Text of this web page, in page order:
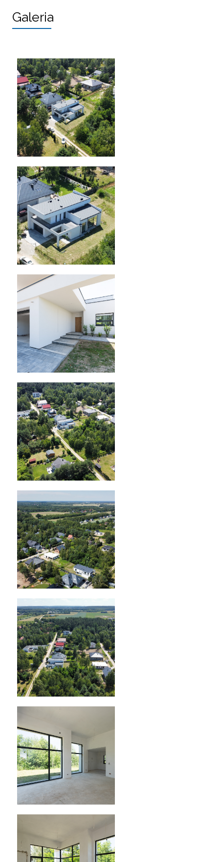
Galeria